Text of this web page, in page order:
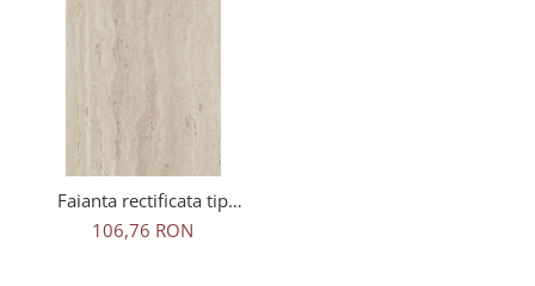
Faianta rectificata tip
Travertin, Trevi Beige
4947, 30X60cm, bej
106,76 RON